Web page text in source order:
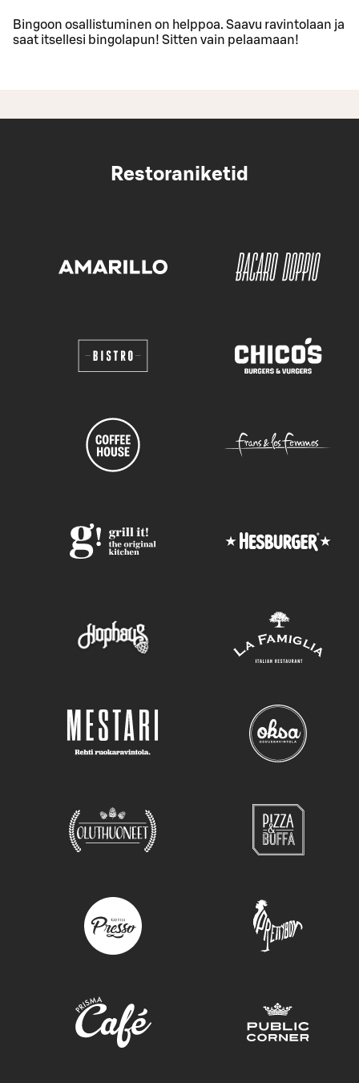
Bingoon osallistuminen on helppoa. Saavu ravintolaan ja
saat itsellesi bingolapun! Sitten vain pelaamaan!
Restoraniketid